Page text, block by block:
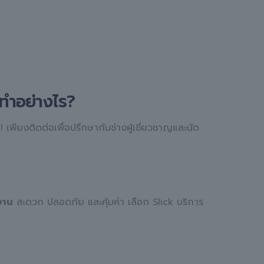
อย่างไร?
! เพียงติดต่อเพื่อปรึกษากับช่างผู้เชี่ยวชาญและนัด
น สะดวก ปลอดภัย และคุ้มค่า เลือก Slick บริการ